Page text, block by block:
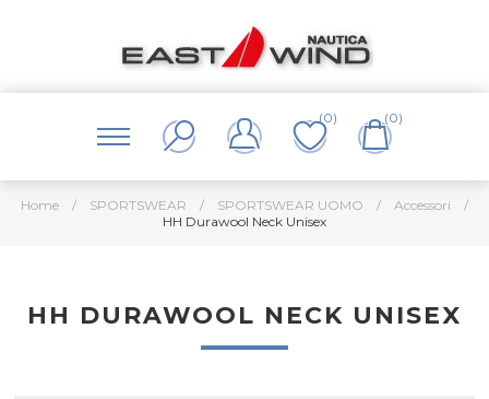
(0) (0)
Home / SPORTSWEAR / SPORTSWEAR UOMO / Accessori
/
HH Durawool Neck Unisex
HH DURAWOOL NECK UNISEX